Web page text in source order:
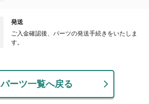
発送
ご入金確認後、パーツの発送手続きをいたしま
す。
パーツ一覧へ戻る